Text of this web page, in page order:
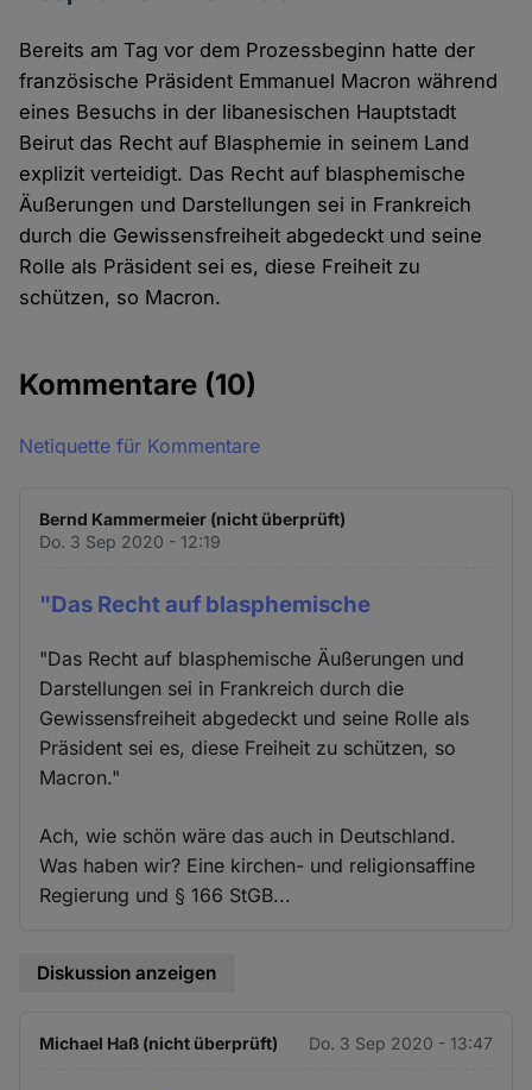
Bereits am Tag vor dem Prozessbeginn hatte der
französische Präsident Emmanuel Macron während
eines Besuchs in der libanesischen Hauptstadt
Beirut das Recht auf Blasphemie in seinem Land
explizit verteidigt. Das Recht auf blasphemische
Äußerungen und Darstellungen sei in Frankreich
durch die Gewissensfreiheit abgedeckt und seine
Rolle als Präsident sei es, diese Freiheit zu
schützen, so Macron.
Kommentare (10)
Netiquette für Kommentare
Bernd Kammermeier (nicht überprüft)
Do. 3 Sep 2020 - 12:19
"Das Recht auf blasphemische
"Das Recht auf blasphemische Äußerungen und
Darstellungen sei in Frankreich durch die
Gewissensfreiheit abgedeckt und seine Rolle als
Präsident sei es, diese Freiheit zu schützen, so
Macron."
Ach, wie schön wäre das auch in Deutschland.
Was haben wir? Eine kirchen- und religionsaffine
Regierung und § 166 StGB...
Diskussion anzeigen
Michael Haß (nicht überprüft) Do. 3 Sep 2020 - 13:47